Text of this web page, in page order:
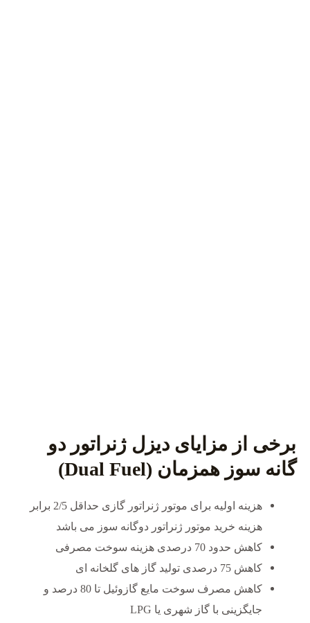
برخی از مزایای دیزل ژنراتور دو
گانه سوز همزمان (Dual Fuel)
هزینه اولیه برای موتور ژنراتور گازی حداقل 2/5 برابر
هزینه خرید موتور ژنراتور دوگانه سوز می باشد
کاهش حدود 70 درصدی هزینه سوخت مصرفی
کاهش 75 درصدی تولید گاز های گلخانه ای
کاهش مصرف سوخت مایع گازوئیل تا 80 درصد و
جایگزینی با گاز شهری یا LPG